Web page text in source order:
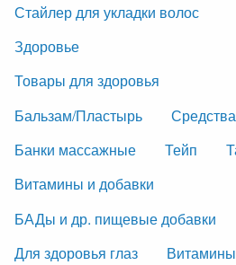
Стайлер для укладки волос
Здоровье
Товары для здоровья
Бальзам/Пластырь
Банки массажные
Тейп
Витамины и добавки
БАДы и др. пищевые добавки
Для здоровья глаз